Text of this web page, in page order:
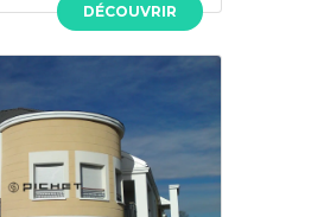
DÉCOUVRIR